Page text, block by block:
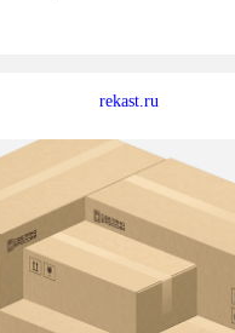
rekast.ru